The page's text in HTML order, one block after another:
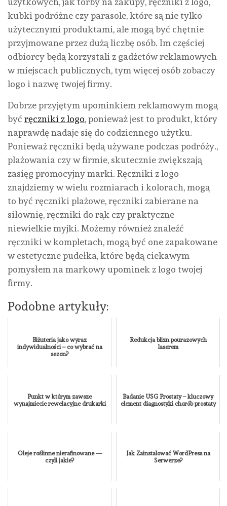
kubki podróżne czy parasole, które są nie tylko
użytecznymi produktami, ale mogą być chętnie
przyjmowane przez dużą liczbę osób. Im częściej
odbiorcy będą korzystali z gadżetów reklamowych
w miejscach publicznych, tym więcej osób zobaczy
logo i nazwę twojej firmy.
Dobrze przyjętym upominkiem reklamowym mogą
być ręczniki z logo, ponieważ jest to produkt, który
naprawdę nadaje się do codziennego użytku.
Ponieważ ręczniki będą używane podczas podróży.,
plażowania czy w firmie, skutecznie zwiększają
zasięg promocyjny marki. Ręczniki z logo
znajdziemy w wielu rozmiarach i kolorach, mogą
to być ręczniki plażowe, ręczniki zabierane na
siłownię, ręczniki do rąk czy praktyczne
niewielkie myjki. Możemy również znaleźć
ręczniki w kompletach, mogą być one zapakowane
w estetyczne pudełka, które będą ciekawym
pomysłem na markowy upominek z logo twojej
firmy.
Podobne artykuły:
Biżuteria jako wyraz
indywidualności – co wybrać na
sezon?
Redukcja blizn pourazowych
laserem
Punkt w którym zawsze
wynajmiecie rewelacyjne drukarki
Badanie USG Prostaty – kluczowy
element diagnostyki chorób prostaty
Oleje roślinne nierafinowane —
czyli jakie?
Jak Zainstalować WordPress na
Serwerze?